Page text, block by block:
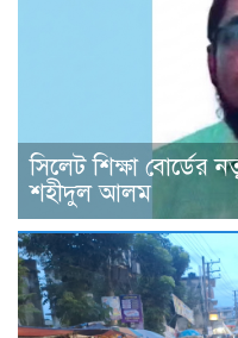
সিলেট শিক্ষা বোর্ডের
শহীদুল আলম